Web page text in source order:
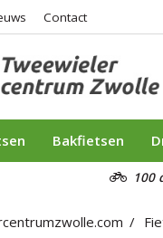
Contact
Bakfietsen
100